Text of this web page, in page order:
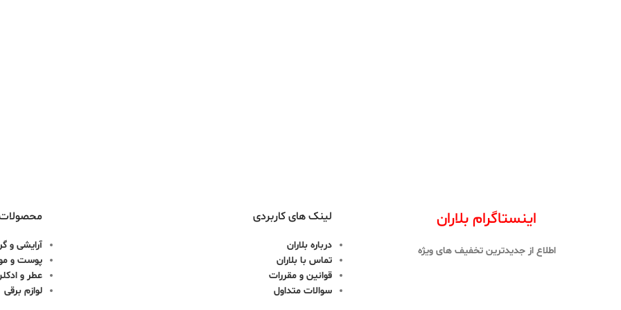
اینستاگرام بلاران
اطلاع از جدیدترین تخفیف های ویژه
لینک های کاربردی
درباره بلاران
تماس با بلاران
قوانین و مقررات
سوالات متداول
آرایشی و
پوست و
عطر و
لوازم برقی